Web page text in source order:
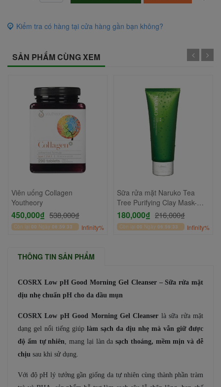
Kiểm tra có hàng tại cửa hàng gần bạn không?
SẢN PHẨM CÙNG XEM
Viên uống Collagen
Youtheory
450,000₫ 538,000₫
Còn lại 00 Ngày 06:59:33 Infinity%
Sữa rửa mặt Naruko Tea
Tree Purifying Clay Mask-
Cleanser In1 120gr
180,000₫ 216,000₫
Còn lại 00 Ngày 06:59:33 Infinity%
THÔNG TIN SẢN PHẨM
COSRX Low pH Good Morning Gel Cleanser – Sữa rửa mặt
dịu nhẹ chuẩn pH cho da dầu mụn
COSRX Low pH Good Morning Gel Cleanser là sữa rửa mặt
dạng gel nổi tiếng giúp làm sạch da dịu nhẹ mà vẫn giữ được
độ ẩm tự nhiên, mang lại làn dasạch thoáng, mềm mịn và dễ
chịu sau khi sử dụng.
Với độ pH lý tưởng gần giống da tự nhiên cùng thành phần tràm